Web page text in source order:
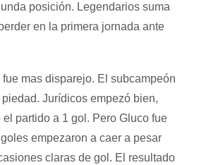
posición. Legendarios suma
en la primera jornada ante
mas disparejo. El subcampeón
Jurídicos empezó bien,
partido a 1 gol. Pero Gluco fue
empezaron a caer a pesar
claras de gol. El resultado